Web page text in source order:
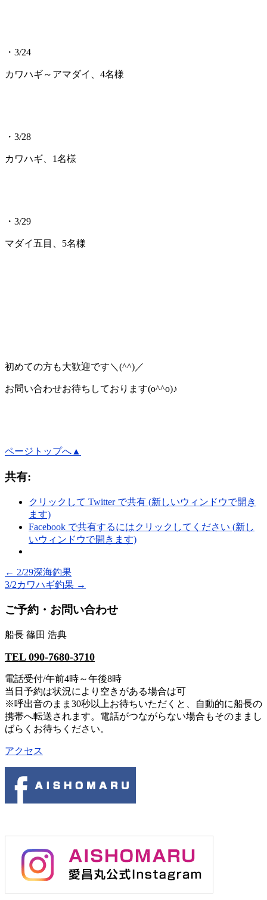
・3/24
カワハギ～アマダイ、4名様
・3/28
カワハギ、1名様
・3/29
マダイ五目、5名様
初めての方も大歓迎です＼(^^)／
お問い合わせお待ちしております(o^^o)♪
ページトップへ▲
共有:
クリックして Twitter で共有 (新しいウィンドウで開き
ます)
Facebook で共有するにはクリックしてください (新し
いウィンドウで開きます)
← 2/29深海釣果
3/2カワハギ釣果 →
ご予約・お問い合わせ
船長 篠田 浩典
TEL 090-7680-3710
電話受付/午前4時～午後8時
当日予約は状況により空きがある場合は可
※呼出音のまま30秒以上お待ちいただくと、自動的に船長の
携帯へ転送されます。電話がつながらない場合もそのままし
ばらくお待ちください。
アクセス